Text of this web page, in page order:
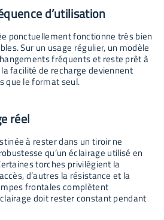
d’utilisation
ponctuellement fonctionne très bien
Sur un usage régulier, un modèle
fréquents et reste prêt à
la facilité de recharge deviennent
que le format seul.
réel
à rester dans un tiroir ne
qu’un éclairage utilisé en
torches privilégient la
d’autres la résistance et la
frontales complètent
doit rester constant pendant